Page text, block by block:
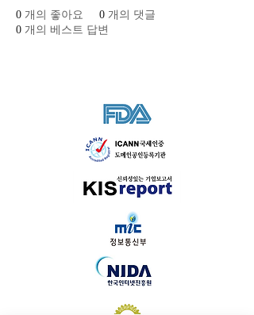
0 개의 좋아요 0 개의 댓글
0 개의 베스트 답변